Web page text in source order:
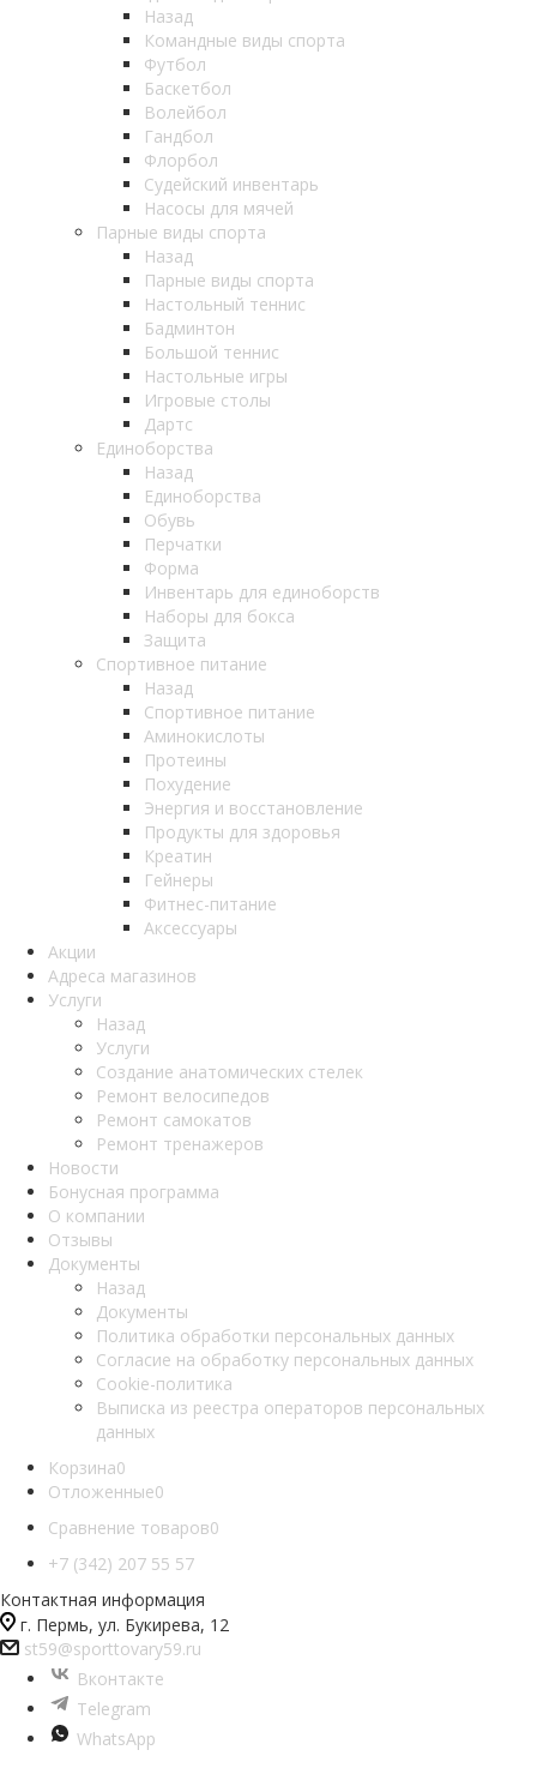
Назад
Командные виды спорта
Футбол
Баскетбол
Волейбол
Гандбол
Флорбол
Судейский инвентарь
Насосы для мячей
Парные виды спорта
Назад
Парные виды спорта
Настольный теннис
Бадминтон
Большой теннис
Настольные игры
Игровые столы
Дартс
Единоборства
Назад
Единоборства
Обувь
Перчатки
Форма
Инвентарь для единоборств
Наборы для бокса
Защита
Спортивное питание
Назад
Спортивное питание
Аминокислоты
Протеины
Похудение
Энергия и восстановление
Продукты для здоровья
Креатин
Гейнеры
Фитнес-питание
Аксессуары
Акции
Адреса магазинов
Услуги
Назад
Услуги
Создание анатомических стелек
Ремонт велосипедов
Ремонт самокатов
Ремонт тренажеров
Новости
Бонусная программа
О компании
Отзывы
Документы
Назад
Документы
Политика обработки персональных данных
Согласие на обработку персональных данных
Cookie-политика
Выписка из реестра операторов персональных
данных
Корзина0
Отложенные0
Сравнение товаров0
+7 (342) 207 55 57
Контактная информация
г. Пермь, ул. Букирева, 12
st59@sporttovary59.ru
Вконтакте
Telegram
WhatsApp